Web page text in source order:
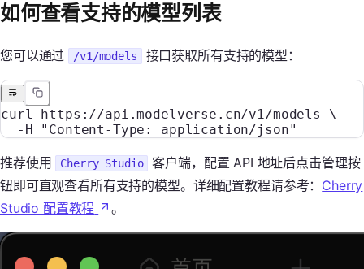
如何查看支持的模型列表
您可以通过 /v1/models 接口获取所有支持的模型：
curl https://api.modelverse.cn/v1/models
\
  -H
"Content-Type: application/json"
推荐使用 Cherry Studio
客户端，配置 API 地址后点击管理按
钮即可直观查看所有支持的模型。详细配置教程请参考： Cherry
Studio 配置教程
。